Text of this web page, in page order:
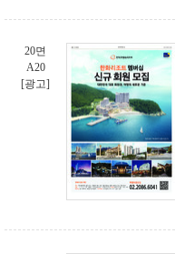
20면
A20
[광고]